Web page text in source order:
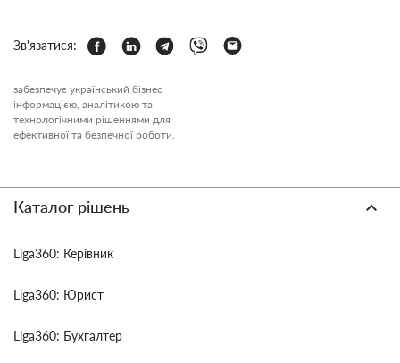
Зв'язатися:
забезпечує український бізнес
інформацією, аналітикою та
технологічними рішеннями для
ефективної та безпечної роботи.
Каталог рішень
Liga360: Керівник
Liga360: Юрист
Liga360: Бухгалтер